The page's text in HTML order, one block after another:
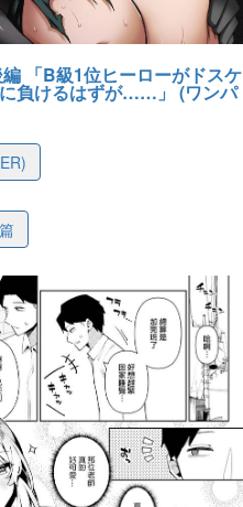
「B級1位ヒーローがドスケ
負けるはずが……」 (ワンパ
15:48